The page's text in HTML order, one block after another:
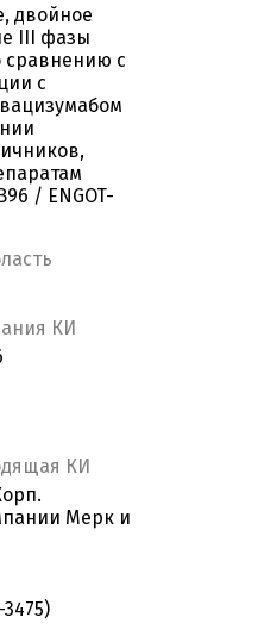
двойное
III фазы
сравнению с
с
/ ENGOT-
КИ
КИ
Мерк и